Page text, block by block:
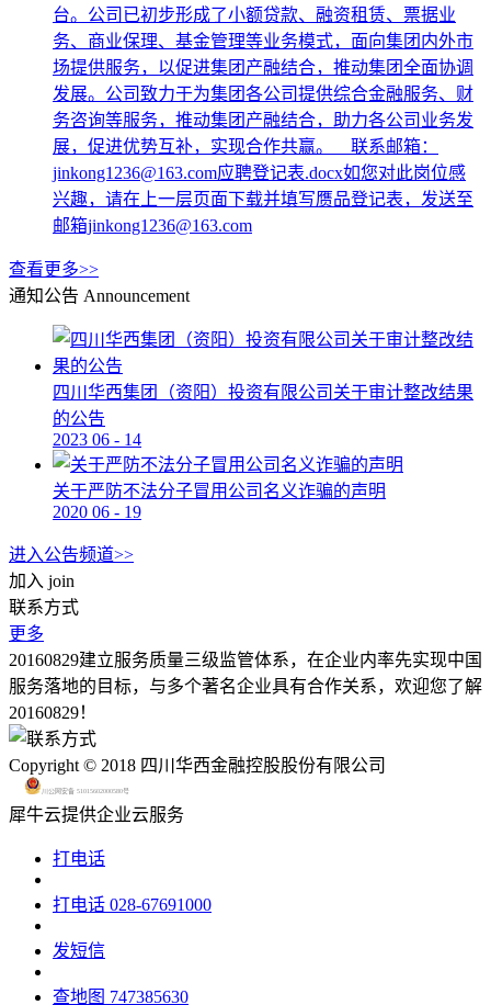
台。公司已初步形成了小额贷款、融资租赁、票据业
务、商业保理、基金管理等业务模式，面向集团内外市
场提供服务，以促进集团产融结合，推动集团全面协调
发展。公司致力于为集团各公司提供综合金融服务、财
务咨询等服务，推动集团产融结合，助力各公司业务发
展，促进优势互补，实现合作共赢。 联系邮箱：
jinkong1236@163.com应聘登记表.docx如您对此岗位感
兴趣，请在上一层页面下载并填写赝品登记表，发送至
邮箱jinkong1236@163.com
查看更多>>
通知公告 Announcement
四川华西集团（资阳）投资有限公司关于审计整改结果
的公告
2023 06 - 14
关于严防不法分子冒用公司名义诈骗的声明
2020 06 - 19
进入公告频道>>
加入 join
联系方式
更多
20160829建立服务质量三级监管体系，在企业内率先实现中国
服务落地的目标，与多个著名企业具有合作关系，欢迎您了解
20160829！
Copyright © 2018 四川华西金融控股股份有限公司
川公网安备 51015602000580号
犀牛云提供企业云服务
打电话
打电话 028-67691000
发短信
查地图 747385630